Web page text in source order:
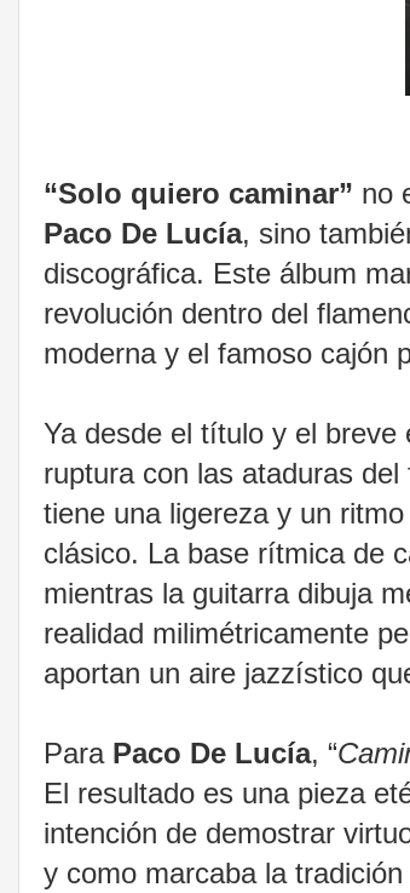
“Solo quiero caminar” no
Paco De Lucía, sino
discográfica. Este álbum
revolución dentro del
moderna y el famoso cajón
Ya desde el título y el breve
ruptura con las ataduras
tiene una ligereza y un
clásico. La base rítmica de
mientras la guitarra dibuja
realidad milimétricamente
aportan un aire jazzístico
Para Paco De Lucía, “
El resultado es una pieza
intención de demostrar
y como marcaba la